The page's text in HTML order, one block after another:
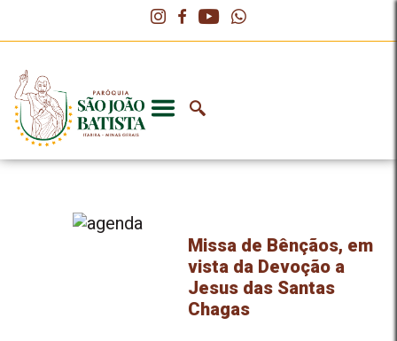
Missa de Bênçãos, em
vista da Devoção a
Jesus das Santas
Chagas